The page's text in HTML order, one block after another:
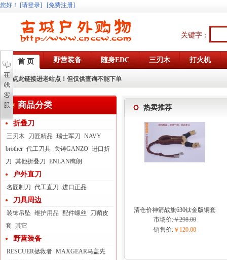
您好 ！ [请登录] [免费注册]
关键字：
首 页 野营装备 随身EDC 三刃木 打火机
点此链接进老站点！但仅供查询不能下单
商品分类
折叠刀
三刃木 刀匠精品 瑞士军刀 NAVY
brother 代工刀具 关铸GANZO 进口折
刀 其他折叠刀 ENLAN鹰朗
户外直刀
名匠制刀 代工直刀 进口正品
刀具周边
装饰吊坠 维护用品 配件螺丝
刀鞘皮
套 其它
野营装备
RESCUER拯救者 MAXGEAR马盖先
热卖推荐
清仓价神箭战旗630钛金版铜套
弓眼反曲球卡六股弹弓
市场价:￥298.00
销售价: ￥120.00